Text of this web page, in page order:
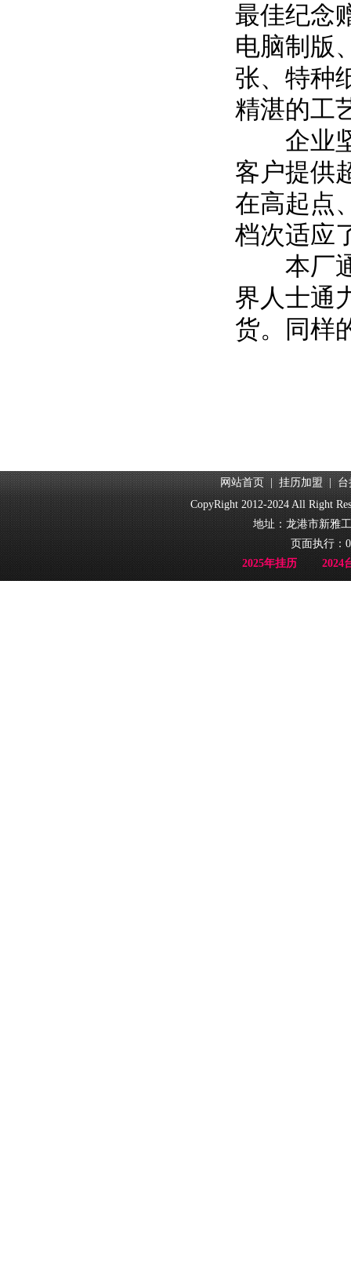
最佳纪念
电脑制版
张、特种
精湛的工
企业坚
客户提供
在高起点
档次适应
本厂通
界人士通
货。同样
网站首页 | 挂历加盟 | 台
CopyRight 2012-2024 All Right
地址：龙港市新雅
页面执行：
2025年挂历
2024